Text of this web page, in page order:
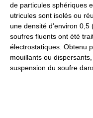
de particules sphériques
utricules sont isolés ou
une densité d’environ
soufres fluents ont été
électrostatiques. Obtenu
mouillants ou
suspension du soufre dans